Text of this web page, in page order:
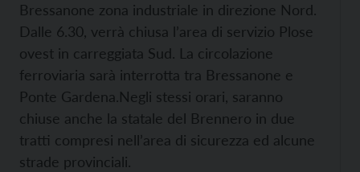
Bressanone zona industriale in direzione Nord.
Dalle 6.30, verrà chiusa l’area di servizio Plose
ovest in carreggiata Sud. La circolazione
ferroviaria sarà interrotta tra Bressanone e
Ponte Gardena.Negli stessi orari, saranno
chiuse anche la statale del Brennero in due
tratti compresi nell’area di sicurezza ed alcune
strade provinciali.